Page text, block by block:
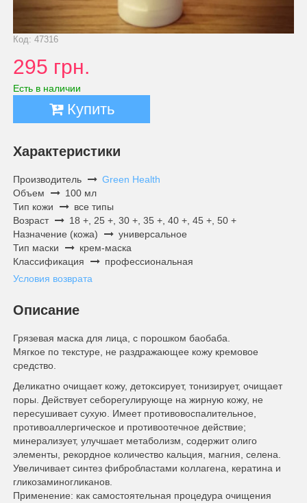
Код: 47316
295 грн.
Есть в наличии
Купить
Характеристики
Производитель
Green Health
Объем
100 мл
Тип кожи
все типы
Возраст
18 +, 25 +, 30 +, 35 +, 40 +, 45 +, 50 +
Назначение (кожа)
универсальное
Тип маски
крем-маска
Классификация
профессиональная
Условия возврата
Описание
Грязевая маска для лица, с порошком баобаба.
Мягкое по текстуре, не раздражающее кожу кремовое
средство.
Деликатно очищает кожу, детоксирует, тонизирует, очищает
поры. Действует себорегулирующе на жирную кожу, не
пересушивает сухую. Имеет противовоспалительное,
противоаллергическое и противоотечное действие;
минерализует, улучшает метаболизм, содержит олиго
элементы, рекордное количество кальция, магния, селена.
Увеличивает синтез фибробластами коллагена, кератина и
гликозаминогликанов.
Применение: как самостоятельная процедура очищения